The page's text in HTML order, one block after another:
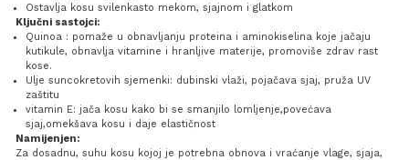
Ostavlja kosu svilenkasto mekom, sjajnom i glatkom
Ključni sastojci:
Quinoa : pomaže u obnavljanju proteina i aminokiselina koje jačaju
kutikule, obnavlja vitamine i hranljive materije, promoviše zdrav rast
kose.
Ulje suncokretovih sjemenki: dubinski vlaži, pojačava sjaj, pruža UV
zaštitu
vitamin E: jača kosu kako bi se smanjilo lomljenje,povećava
sjaj,omekšava kosu i daje elastičnost
Namijenjen:
Za dosadnu, suhu kosu kojoj je potrebna obnova i vraćanje vlage, sjaja,